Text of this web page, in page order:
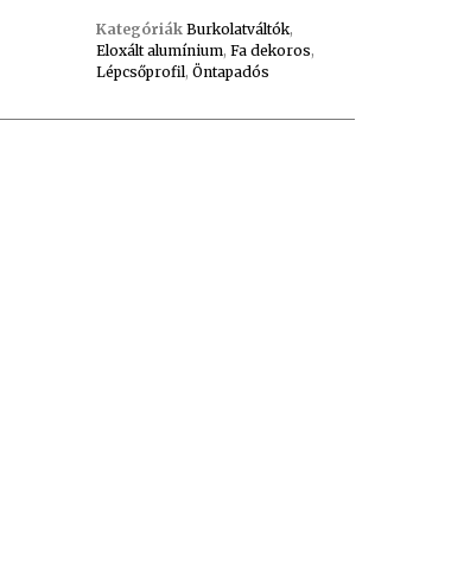
Kategóriák Burkolatváltók,
Eloxált alumínium,Fa dekoros,
Lépcsőprofil,Öntapadós